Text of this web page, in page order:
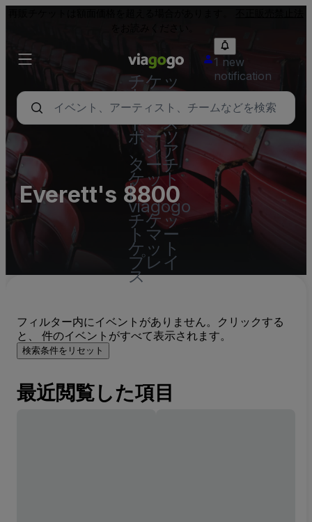
チケッ
ト - コ
ンサー
ト、ス
ポーツ
、シア
ターチ
ケット
|
viagogo
チケッ
トマー
ケット
プレイ
ス
1 new
notification
Everett's 8800
フィルター内にイベントがありません。クリックする
と、 件のイベントがすべて表示されます。
検索条件をリセット
最近閲覧した項目